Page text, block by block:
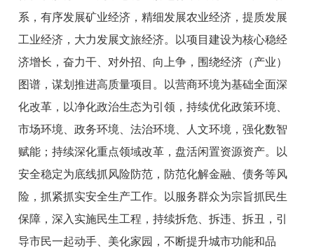
系，有序发展矿业经济，精细发展农业经济，提质发展
工业经济，大力发展文旅经济。以项目建设为核心稳经
济增长，奋力干、对外招、向上争，围绕经济（产业）
图谱，谋划推进高质量项目。以营商环境为基础全面深
化改革，以净化政治生态为引领，持续优化政策环境、
市场环境、政务环境、法治环境、人文环境，强化数智
赋能；持续深化重点领域改革，盘活闲置资源资产。以
安全稳定为底线抓风险防范，防范化解金融、债务等风
险，抓紧抓实安全生产工作。以服务群众为宗旨抓民生
保障，深入实施民生工程，持续拆危、拆违、拆丑，引
导市民一起动手、美化家园，不断提升城市功能和品